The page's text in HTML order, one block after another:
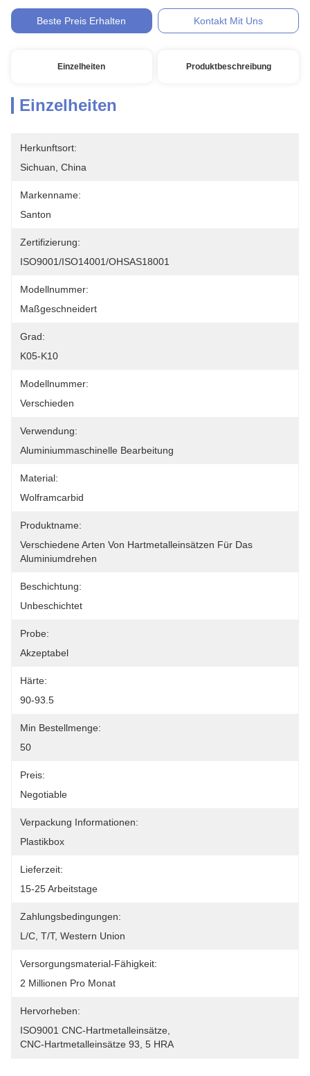
Beste Preis Erhalten Kontakt Mit Uns
Einzelheiten Produktbeschreibung
Einzelheiten
Herkunftsort:
Sichuan, China
Markenname:
Santon
Zertifizierung:
ISO9001/ISO14001/OHSAS18001
Modellnummer:
Maßgeschneidert
Grad:
K05-K10
Modellnummer:
Verschieden
Verwendung:
Aluminiummaschinelle Bearbeitung
Material:
Wolframcarbid
Produktname:
Verschiedene Arten Von Hartmetalleinsätzen Für Das
Aluminiumdrehen
Beschichtung:
Unbeschichtet
Probe:
Akzeptabel
Härte:
90-93.5
Min Bestellmenge:
50
Preis:
Negotiable
Verpackung Informationen:
Plastikbox
Lieferzeit:
15-25 Arbeitstage
Zahlungsbedingungen:
L/C, T/T, Western Union
Versorgungsmaterial-Fähigkeit:
2 Millionen Pro Monat
Hervorheben:
ISO9001 CNC-Hartmetalleinsätze
CNC-Hartmetalleinsätze 93 5 HRA